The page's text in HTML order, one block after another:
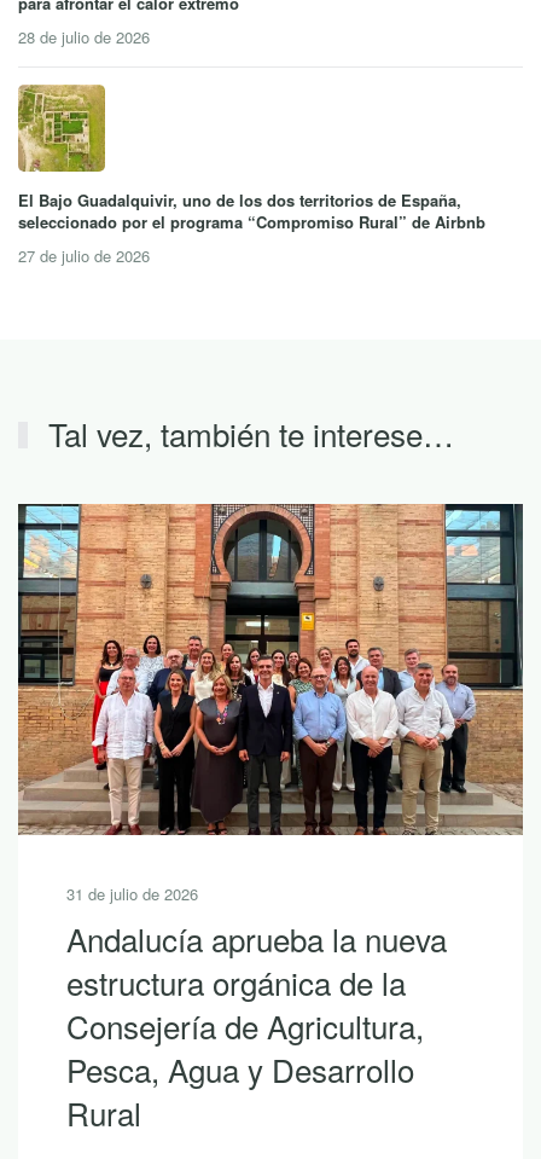
28 de julio de 2026
El Bajo Guadalquivir, uno de los dos territorios de España,
seleccionado por el programa “Compromiso Rural” de Airbnb
27 de julio de 2026
Tal vez, también te interese…
31 de julio de 2026
Andalucía aprueba la nueva
estructura orgánica de la
Consejería de Agricultura,
Pesca, Agua y Desarrollo
Rural